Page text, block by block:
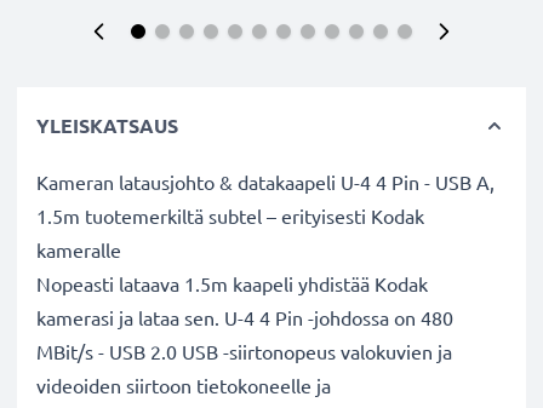
YLEISKATSAUS
Kameran latausjohto & datakaapeli U-4 4 Pin - USB A,
1.5m tuotemerkiltä subtel – erityisesti Kodak
kameralle
Nopeasti lataava 1.5m kaapeli yhdistää Kodak
kamerasi ja lataa sen. U-4 4 Pin -johdossa on 480
MBit/s - USB 2.0 USB -siirtonopeus valokuvien ja
videoiden siirtoon tietokoneelle ja